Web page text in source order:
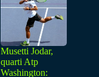
Musetti Jodar,
quarti Atp
Washington: